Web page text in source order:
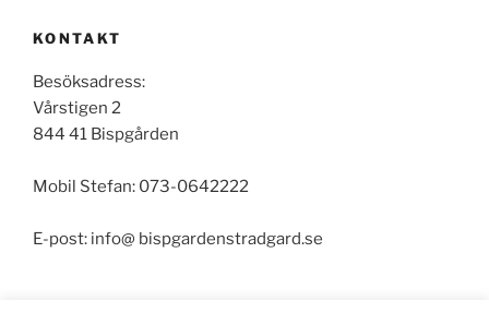
KONTAKT
Besöksadress:
Vårstigen 2
844 41 Bispgården
Mobil Stefan: 073-0642222
E-post: info@ bispgardenstradgard.se